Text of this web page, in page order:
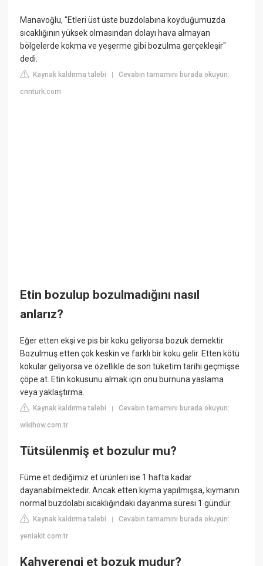
Manavoğlu, "Etleri üst üste buzdolabına koyduğumuzda
sıcaklığının yüksek olmasından dolayı hava almayan
bölgelerde kokma ve yeşerme gibi bozulma gerçekleşir"
dedi.
Kaynak kaldırma talebi |Cevabın tamamını burada okuyun:
cnnturk.com
Etin bozulup bozulmadığını nasıl
anlarız?
Eğer etten ekşi ve pis bir koku geliyorsa bozuk demektir.
Bozulmuş etten çok keskin ve farklı bir koku gelir. Etten kötü
kokular geliyorsa ve özellikle de son tüketim tarihi geçmişse
çöpe at. Etin kokusunu almak için onu burnuna yaslama
veya yaklaştırma.
Kaynak kaldırma talebi |Cevabın tamamını burada okuyun:
wikihow.com.tr
Tütsülenmiş et bozulur mu?
Füme et dediğimiz et ürünleri ise 1 hafta kadar
dayanabilmektedir. Ancak etten kıyma yapılmışsa, kıymanın
normal buzdolabı sıcaklığındaki dayanma süresi 1 gündür.
Kaynak kaldırma talebi |Cevabın tamamını burada okuyun:
yeniakit.com.tr
Kahverengi et bozuk mudur?